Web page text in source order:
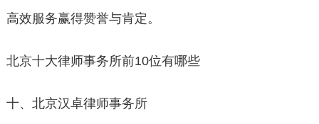
高效服务赢得赞誉与肯定。
北京十大律师事务所前10位有哪些
十、北京汉卓律师事务所